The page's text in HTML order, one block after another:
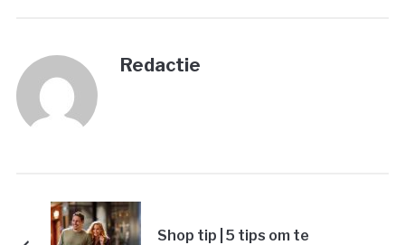
Redactie
Shop tip | 5 tips om te